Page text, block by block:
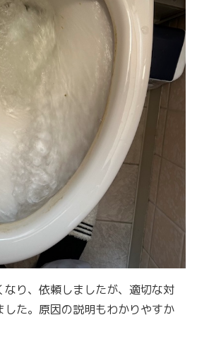
なり、依頼しましたが、適切な対
した。原因の説明もわかりやすか